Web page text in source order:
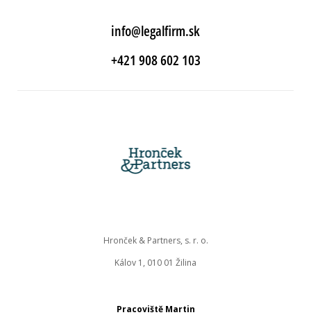
info@legalfirm.sk
+421 908 602 103
Pracoviště Martin
Hronček & Partners, s. r. o.
Kálov 1, 010 01 Žilina